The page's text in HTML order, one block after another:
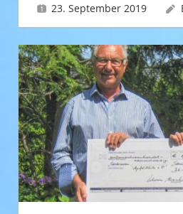
23. September 2019